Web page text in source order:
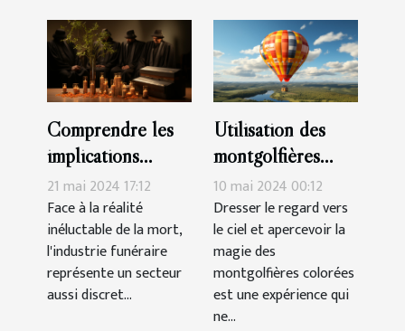
Comprendre les
implications
économiques des
services funéraires
en période de
crise
21 mai 2024 17:12
Face à la réalité
inéluctable de la mort,
l'industrie funéraire
représente un secteur
aussi discret...
Utilisation des
montgolfières
publicitaires pour
le renforcement
de l'image de
marque
10 mai 2024 00:12
Dresser le regard vers
le ciel et apercevoir la
magie des
montgolfières colorées
est une expérience qui
ne...